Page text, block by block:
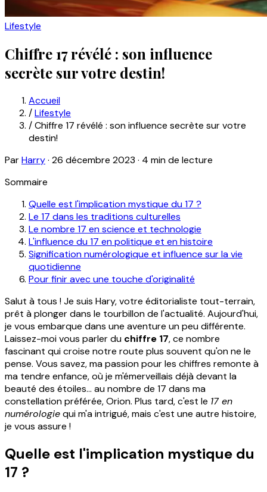
Lifestyle
Chiffre 17 révélé : son influence
secrète sur votre destin!
Accueil
/Lifestyle
/Chiffre 17 révélé : son influence secrète sur votre
destin!
ParHarry· 26 décembre 2023 · 4 min de lecture
Sommaire
Quelle est l'implication mystique du 17 ?
Le 17 dans les traditions culturelles
Le nombre 17 en science et technologie
L'influence du 17 en politique et en histoire
Signification numérologique et influence sur la vie
quotidienne
Pour finir avec une touche d'originalité
Salut à tous ! Je suis Hary, votre éditorialiste tout-terrain,
prêt à plonger dans le tourbillon de l'actualité. Aujourd'hui,
je vous embarque dans une aventure un peu différente.
Laissez-moi vous parler du chiffre 17, ce nombre
fascinant qui croise notre route plus souvent qu'on ne le
pense. Vous savez, ma passion pour les chiffres remonte à
ma tendre enfance, où je m'émerveillais déjà devant la
beauté des étoiles... au nombre de 17 dans ma
constellation préférée, Orion. Plus tard, c'est le 17 en
numérologiequi m'a intrigué, mais c'est une autre histoire,
je vous assure !
Quelle est l'implication mystique du
17 ?